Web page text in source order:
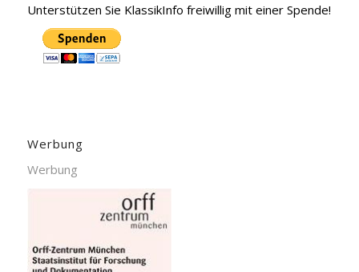
Unterstützen Sie KlassikInfo freiwillig mit einer Spende!
Werbung
Werbung